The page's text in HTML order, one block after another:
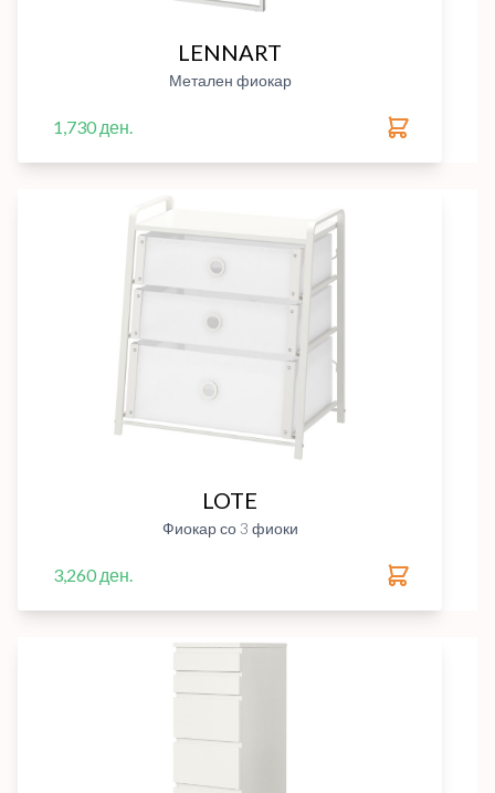
LENNART
Метален фиокар
1,730 ден.
LOTE
Фиокар со 3 фиоки
3,260 ден.